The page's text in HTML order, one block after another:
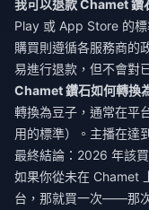
我可以退款 Chamet 鑽
Play 或 App Store 的
購買則遵循各服務商
易進行退款，但不會對
Chamet 鑽石如何轉換
轉換為豆子，通常在平
用的標準）。主播在達
最終結論：2026 年該
如果你從未在 Chamet
台，那就買一次——那